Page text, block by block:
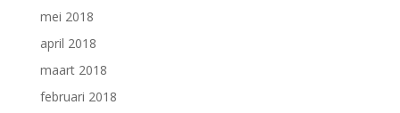
mei 2018
april 2018
maart 2018
februari 2018